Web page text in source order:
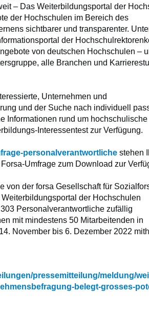
– Das Weiterbildungsportal der
der Hochschulen im Bereich des
sichtbarer und transparenter.
der
von deutschen Hochschulen –
alle Branchen und
Unternehmen und
und der Suche nach individuell
Informationen rund um hochschulische
Interessentest zur Verfügung.
personalverantwortliche stehen
Umfrage zum Download zur
von der forsa Gesellschaft für
der Hochschulen
Personalverantwortliche zufällig
mit mindestens 50 Mitarbeitenden in
November bis 6. Dezember 2022
pressemitteilung/meldung/
belegt-grosses-